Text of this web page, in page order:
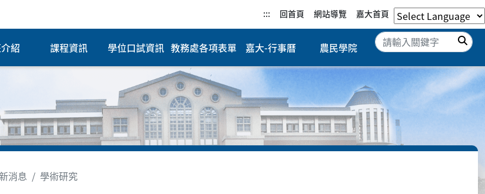
::: 回首頁 網站導覽 嘉大首頁
紹 課程資訊 學位口試資訊 教務處各項表單 嘉大-行事曆 農民學院
搜尋
消息 學術研究